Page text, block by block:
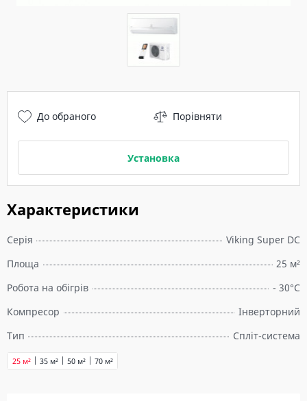
Характеристики
Серія
Viking Super DC
Площа
25 м²
Робота на обігрів
- 30°C
Компресор
Інверторний
Тип
Спліт-система
25 м² 35 м² 50 м² 70 м²
До обраного Порівняти
Установка